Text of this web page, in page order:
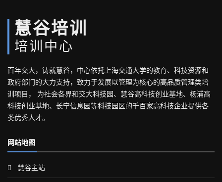
慧谷培训
培训中心
百年交大，铸就慧谷，中心依托上海交通大学的教育、科技资源和
政府部门的大力支持，致力于发展以管理为核心的高品质管理类培
训项目， 为社会各界和交大科技园、慧谷高科技创业基地、杨浦高
科技创业基地、长宁信息园等科技园区的千百家高科技企业提供各
类优秀人才。
网站地图
慧谷主站